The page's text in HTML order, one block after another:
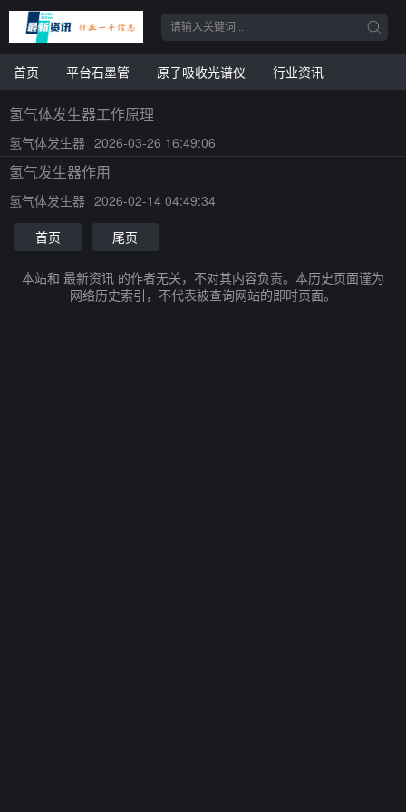
首页 平台石墨管 原子吸收光谱仪 行业资讯
氢气体发生器工作原理
氢气体发生器 2026-03-26 16:49:06
氢气发生器作用
氢气体发生器 2026-02-14 04:49:34
首页
尾页
本站和 最新资讯 的作者无关，不对其内容负责。本历史页面谨为
网络历史索引，不代表被查询网站的即时页面。